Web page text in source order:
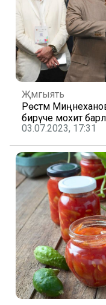
Җәмгыять
Рөстәм
бирүче мохит
03.07.2023, 17:31